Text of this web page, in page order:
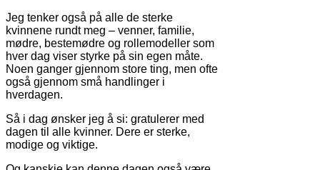
Jeg tenker også på alle de sterke
kvinnene rundt meg – venner, familie,
mødre, bestemødre og rollemodeller som
hver dag viser styrke på sin egen måte.
Noen ganger gjennom store ting, men ofte
også gjennom små handlinger i
hverdagen.
Så i dag ønsker jeg å si: gratulerer med
dagen til alle kvinner. Dere er sterke,
modige og viktige.